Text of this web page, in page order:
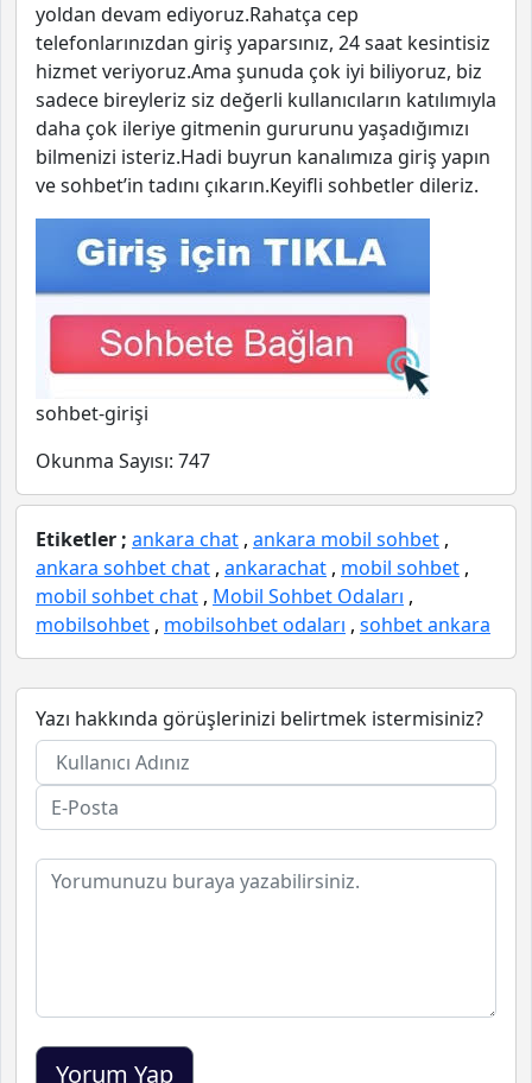
yoldan devam ediyoruz.Rahatça cep
telefonlarınızdan giriş yaparsınız, 24 saat kesintisiz
hizmet veriyoruz.Ama şunuda çok iyi biliyoruz, biz
sadece bireyleriz siz değerli kullanıcıların katılımıyla
daha çok ileriye gitmenin gururunu yaşadığımızı
bilmenizi isteriz.Hadi buyrun kanalımıza giriş yapın
ve sohbet’in tadını çıkarın.Keyifli sohbetler dileriz.
sohbet-girişi
Okunma Sayısı: 747
Etiketler ; ankara chat , ankara mobil sohbet ,
ankara sohbet chat , ankarachat , mobil sohbet ,
mobil sohbet chat , Mobil Sohbet Odaları ,
mobilsohbet , mobilsohbet odaları , sohbet ankara
Yazı hakkında görüşlerinizi belirtmek istermisiniz?